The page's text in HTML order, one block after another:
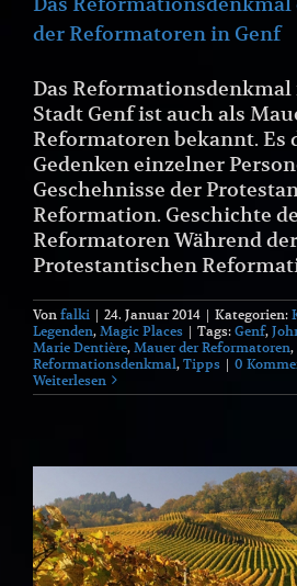
der Reformatoren in Genf
Das Reformationsdenkmal
Stadt Genf ist auch als
Reformatoren bekannt. Es
Gedenken einzelner
Geschehnisse der
Reformation. Geschichte
Reformatoren Während der
Protestantischen
Von falki | 24. Januar 2014 | Kategorien:
Legenden, Magic Places | Tags: Genf,
Marie Dentière, Mauer der Reformatoren,
Reformationsdenkmal , Tipps | 0
Weiterlesen